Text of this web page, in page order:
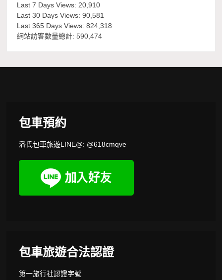
Last 7 Days Views: 20,910
Last 30 Days Views:90,581
Last 365 Days Views:824,318
網站訪客數量總計:590,474
包車預約
潘氏包車旅遊LINE@: @618cmqve
包車旅遊合法認證
第一旅行社認證字號